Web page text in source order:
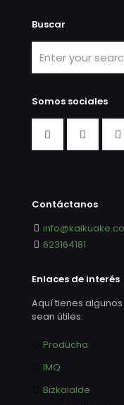
Buscar
Somos sociales
Contáctanos
623164181
Enlaces de interés
Aquí tienes
sean útiles:
Producha
IMQ
Bizkaialde